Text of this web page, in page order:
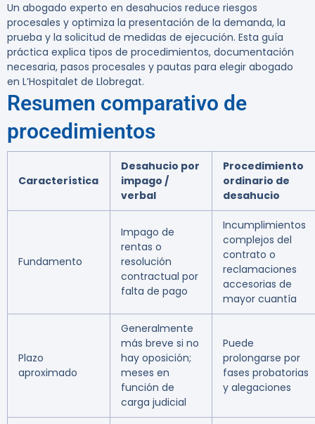
Un abogado experto en desahucios reduce riesgos
procesales y optimiza la presentación de la demanda, la
prueba y la solicitud de medidas de ejecución. Esta guía
práctica explica tipos de procedimientos, documentación
necesaria, pasos procesales y pautas para elegir abogado
en L’Hospitalet de Llobregat.
Resumen comparativo de
procedimientos
Característica
Desahucio por
impago /
verbal
Procedimiento
ordinario de
desahucio
Fundamento
Impago de
rentas o
resolución
contractual por
falta de pago
Incumplimientos
complejos del
contrato o
reclamaciones
accesorias de
mayor cuantía
Plazo
aproximado
Generalmente
más breve si no
hay oposición;
meses en
función de
carga judicial
Puede
prolongarse por
fases probatorias
y alegaciones